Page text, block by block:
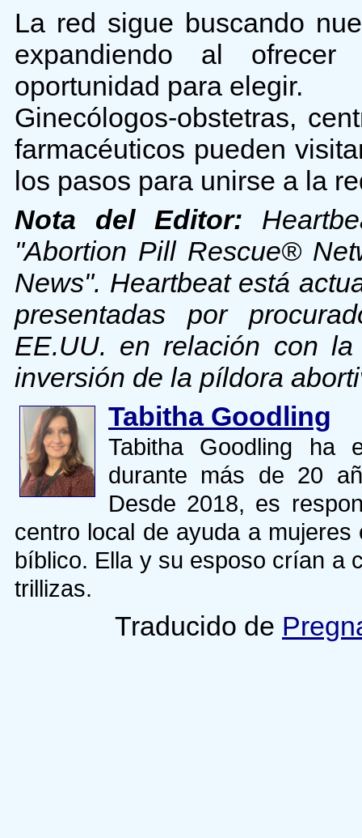
La red sigue buscando
expandiendo al
oportunidad para elegir.
Ginecólogos-obstetras,
farmacéuticos pueden
los pasos para unirse a la
Nota del Editor:
"Abortion Pill Rescue®
News". Heartbeat está
presentadas por
EE.UU. en relación con
inversión de la píldora
Tabitha Goodling
Tabitha Goodling ha
durante más de 20
Desde 2018, es
centro local de ayuda a
bíblico. Ella y su esposo crían a
trillizas.
Traducido de